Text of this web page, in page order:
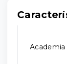
Academia